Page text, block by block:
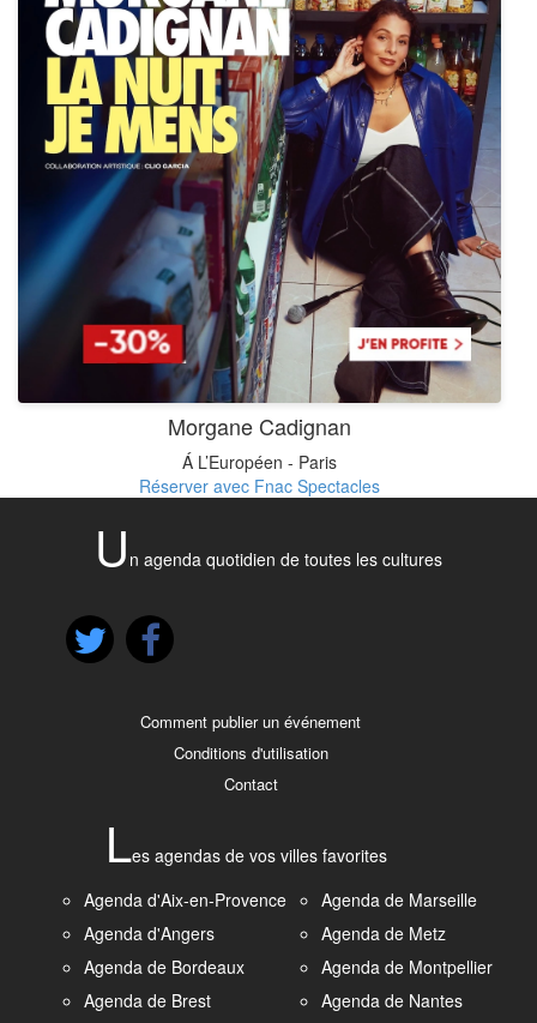
Morgane Cadignan
Á L’Européen - Paris
Réserver avec Fnac Spectacles
U n agenda quotidien de toutes les cultures
Comment publier un événement
Conditions d'utilisation
Contact
Les agendas de vos villes favorites
Agenda d'Aix-en-Provence
Agenda d'Angers
Agenda de Bordeaux
Agenda de Brest
Agenda de Marseille
Agenda de Metz
Agenda de Montpellier
Agenda de Nantes